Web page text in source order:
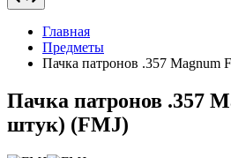
Главная
Предметы
Пачка патронов .357 Magnum
Пачка патронов .357
штук) (FMJ)